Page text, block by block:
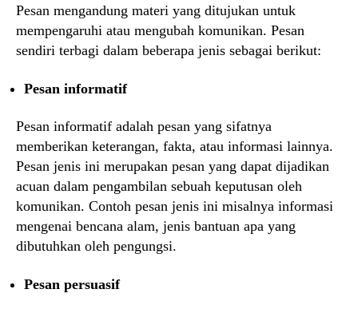
Pesan mengandung materi yang ditujukan untuk
mempengaruhi atau mengubah komunikan. Pesan
sendiri terbagi dalam beberapa jenis sebagai berikut:
Pesan informatif
Pesan informatif adalah pesan yang sifatnya
memberikan keterangan, fakta, atau informasi lainnya.
Pesan jenis ini merupakan pesan yang dapat dijadikan
acuan dalam pengambilan sebuah keputusan oleh
komunikan. Contoh pesan jenis ini misalnya informasi
mengenai bencana alam, jenis bantuan apa yang
dibutuhkan oleh pengungsi.
Pesan persuasif